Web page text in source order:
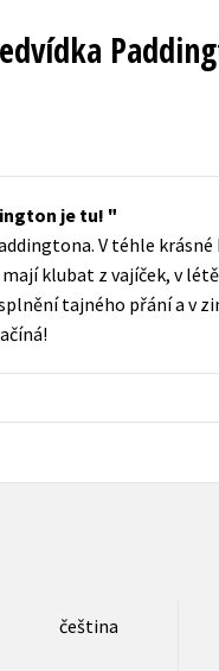
New Adult
Populárně -
Předškoláci
je tu!
V téhle
klubat z vajíček, v
tajného přání a v
čeština